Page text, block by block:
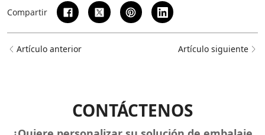
Compartir
Artículo anterior Artículo siguiente
CONTÁCTENOS